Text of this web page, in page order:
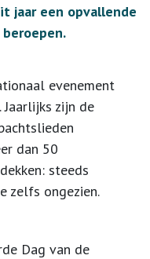
jaar een opvallende
evenement
zijn de
dan 50
steeds
zelfs ongezien.
Dag van de